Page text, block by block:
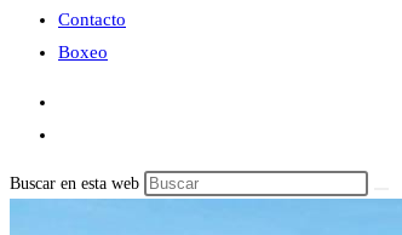
Contacto
Boxeo
Buscar en esta web